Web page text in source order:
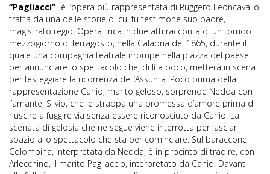
“Pagliacci” è l’opera più rappresentata di Ruggero Leoncavallo,
tratta da una delle storie di cui fu testimone suo padre,
magistrato regio. Opera lirica in due atti racconta di un torrido
mezzogiorno di ferragosto, nella Calabria del 1865, durante il
quale una compagnia teatrale irrompe nella piazza del paese
per annunciare lo spettacolo che, di lì a poco, metterà in scena
per festeggiare la ricorrenza dell’Assunta. Poco prima della
rappresentazione Canio, marito geloso, sorprende Nedda con
l’amante, Silvio, che le strappa una promessa d’amore prima di
riuscire a fuggire via senza essere riconosciuto da Canio. La
scenata di gelosia che ne segue viene interrotta per lasciar
spazio allo spettacolo che sta per cominciare. Sul baraccone
Colombina, interpretata da Nedda, è in procinto di tradire, con
Arlecchino, il marito Pagliaccio, interpretato da Canio. Davanti